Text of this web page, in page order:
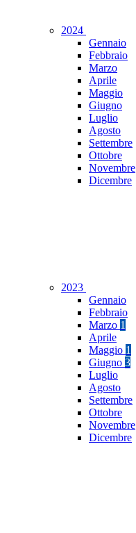
2024
Gennaio
Febbraio
Marzo
Aprile
Maggio
Giugno
Luglio
Agosto
Settembre
Ottobre
Novembre
Dicembre
2023
Gennaio
Febbraio
Marzo 1
Aprile
Maggio 1
Giugno 3
Luglio
Agosto
Settembre
Ottobre
Novembre
Dicembre